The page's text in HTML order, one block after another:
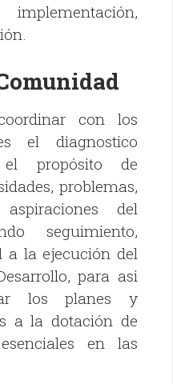
con los
el diagnostico
propósito de
problemas,
del
seguimiento,
a la ejecución del
para asi
los planes y
a la dotación de
en las